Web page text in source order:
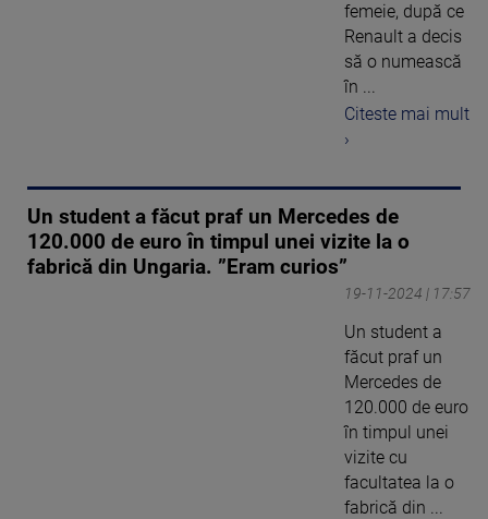
femeie, după ce
Renault a decis
să o numească
în ...
Citeste mai mult
›
Un student a făcut praf un Mercedes de
120.000 de euro în timpul unei vizite la o
fabrică din Ungaria. ”Eram curios”
19-11-2024 | 17:57
Un student a
făcut praf un
Mercedes de
120.000 de euro
în timpul unei
vizite cu
facultatea la o
fabrică din ...